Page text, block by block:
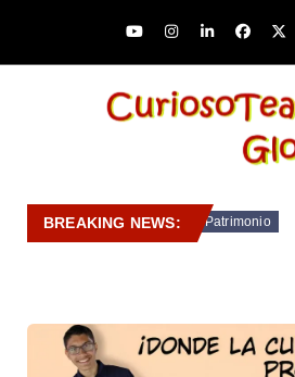
BREAKING NEWS: Patrimonio